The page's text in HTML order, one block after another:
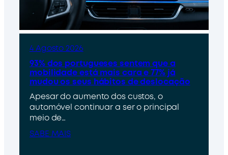
4 Agosto 2026
93% dos portugueses sentem que a
mobilidade está mais cara e 77% já
mudou os seus hábitos de deslocação
Apesar do aumento dos custos, o
automóvel continuar a ser o principal
meio de…
SABE MAIS